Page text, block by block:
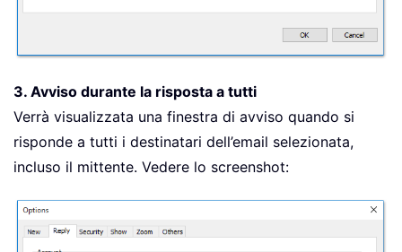
3. Avviso durante la risposta a tutti
Verrà visualizzata una finestra di avviso quando si
risponde a tutti i destinatari dell’email selezionata,
incluso il mittente. Vedere lo screenshot: